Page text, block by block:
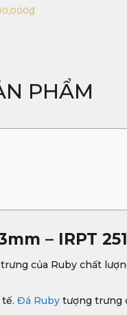
₫
PHẨM
– IRPT
của Ruby chất
Đá Ruby tượng trưng